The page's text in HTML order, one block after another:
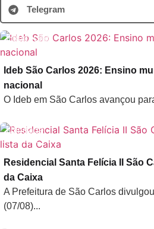
Telegram
Educação
Ideb São Carlos 2026: Ensino
nacional
O Ideb em São Carlos avançou
Utilidade
Pública
Residencial Santa Felícia II São
da Caixa
A Prefeitura de São Carlos
(07/08)...